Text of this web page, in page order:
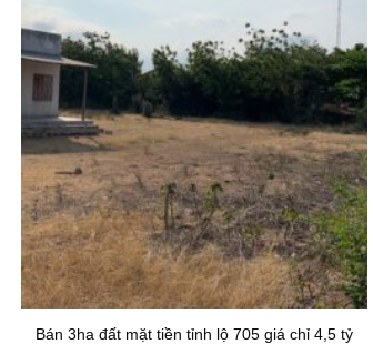
Bán 3ha đất mặt tiền tỉnh lộ 705 giá chỉ 4,5 tỷ